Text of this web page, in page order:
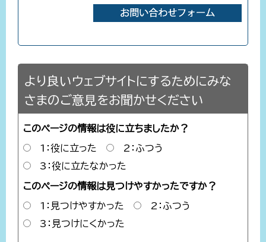
より良いウェブサイトにするためにみな
さまのご意見をお聞かせください
このページの情報は役に立ちましたか？
1：役に立った
2：ふつう
3：役に立たなかった
このページの情報は見つけやすかったですか？
1：見つけやすかった
2：ふつう
3：見つけにくかった